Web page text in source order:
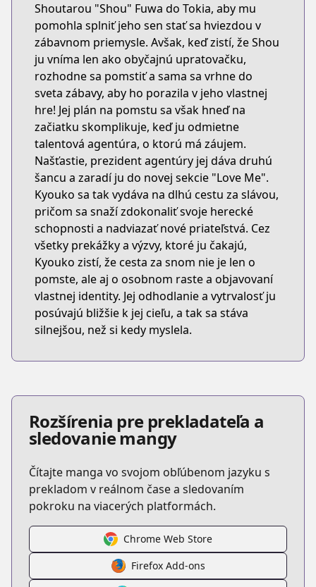
Shoutarou "Shou" Fuwa do Tokia, aby mu
pomohla splniť jeho sen stať sa hviezdou v
zábavnom priemysle. Avšak, keď zistí, že Shou
ju vníma len ako obyčajnú upratovačku,
rozhodne sa pomstiť a sama sa vrhne do
sveta zábavy, aby ho porazila v jeho vlastnej
hre! Jej plán na pomstu sa však hneď na
začiatku skomplikuje, keď ju odmietne
talentová agentúra, o ktorú má záujem.
Našťastie, prezident agentúry jej dáva druhú
šancu a zaradí ju do novej sekcie "Love Me".
Kyouko sa tak vydáva na dlhú cestu za slávou,
pričom sa snaží zdokonaliť svoje herecké
schopnosti a nadviazať nové priateľstvá. Cez
všetky prekážky a výzvy, ktoré ju čakajú,
Kyouko zistí, že cesta za snom nie je len o
pomste, ale aj o osobnom raste a objavovaní
vlastnej identity. Jej odhodlanie a vytrvalosť ju
posúvajú bližšie k jej cieľu, a tak sa stáva
silnejšou, než si kedy myslela.
Rozšírenia pre prekladateľa a
sledovanie mangy
Čítajte manga vo svojom obľúbenom jazyku s
prekladom v reálnom čase a sledovaním
pokroku na viacerých platformách.
Chrome Web Store
Firefox Add-ons